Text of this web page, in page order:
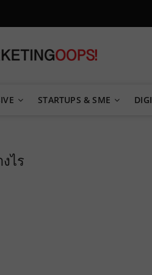
STARTUPS & SME
ไร